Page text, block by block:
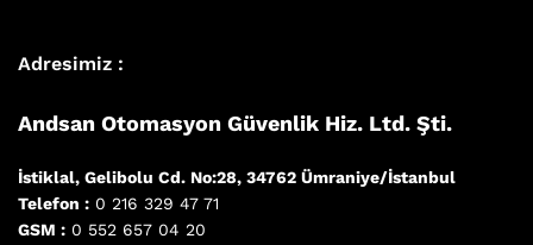
Adresimiz :
Andsan Otomasyon Güvenlik Hiz. Ltd. Şti.
İstiklal, Gelibolu Cd. No:28, 34762 Ümraniye/İstanbul
Telefon : 0 216 329 47 71
GSM : 0 552 657 04 20